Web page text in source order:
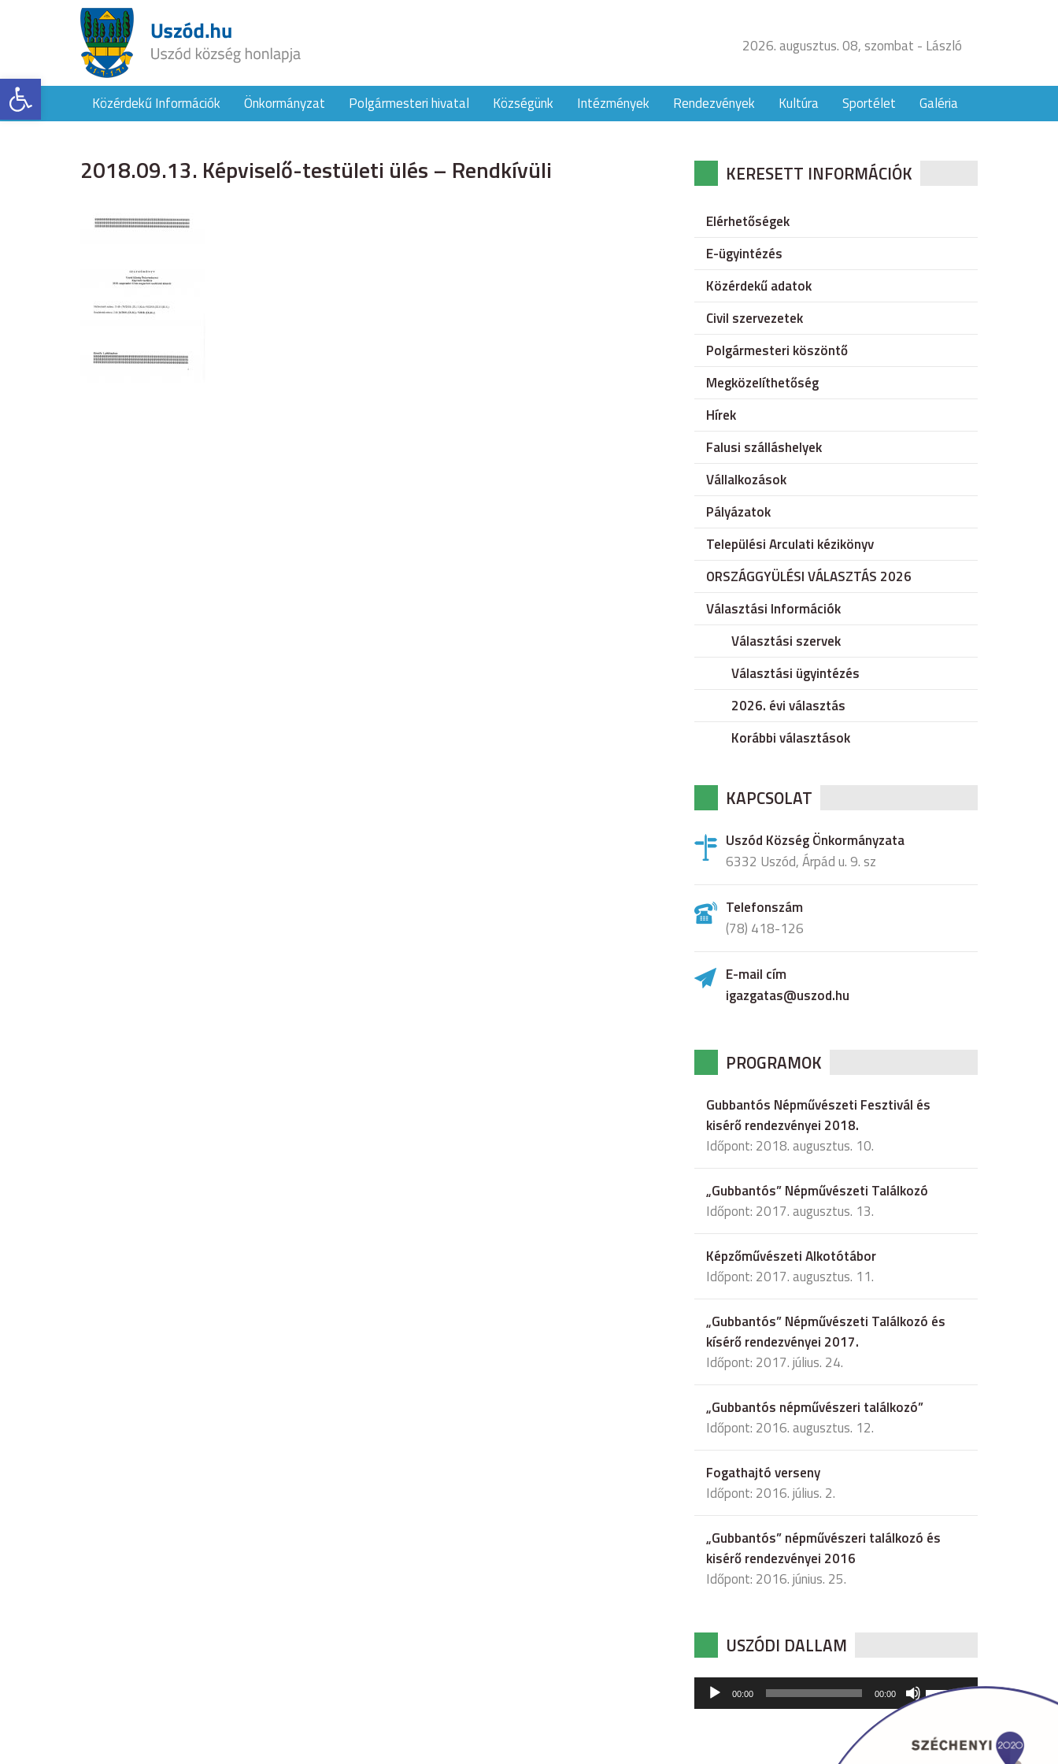
Eszköztár megnyitása
2026. augusztus. 08, szombat - László
Közérdekű Információk Önkormányzat Polgármesteri hivatal Községünk Intézmények Rendezvények Kultúra Sportélet Galéria
2018.09.13. Képviselő-testületi ülés – Rendkívüli KERESETT INFORMÁCIÓK
Elérhetőségek
E-ügyintézés
Közérdekű adatok
Civil szervezetek
Polgármesteri köszöntő
Megközelíthetőség
Hírek
Falusi szálláshelyek
Vállalkozások
Pályázatok
Települési Arculati kézikönyv
ORSZÁGGYÜLÉSI VÁLASZTÁS 2026
Választási Információk
Választási szervek
Választási ügyintézés
2026. évi választás
Korábbi választások
KAPCSOLAT
Uszód Község Önkormányzata
6332 Uszód, Árpád u. 9. sz
Telefonszám
(78) 418-126
E-mail cím
igazgatas@uszod.hu
PROGRAMOK
Gubbantós Népművészeti Fesztivál és
kisérő rendezvényei 2018.
Időpont: 2018. augusztus. 10.
„Gubbantós” Népművészeti Találkozó
Időpont: 2017. augusztus. 13.
Képzőművészeti Alkotótábor
Időpont: 2017. augusztus. 11.
„Gubbantós” Népművészeti Találkozó és
kísérő rendezvényei 2017.
Időpont: 2017. július. 24.
„Gubbantós népművészeri találkozó”
Időpont: 2016. augusztus. 12.
Fogathajtó verseny
Időpont: 2016. július. 2.
„Gubbantós” népművészeri találkozó és
kisérő rendezvényei 2016
Időpont: 2016. június. 25.
USZÓDI DALLAM
Audió
lejátszó
00:00 00:00
hangerő
csökkentéséhez